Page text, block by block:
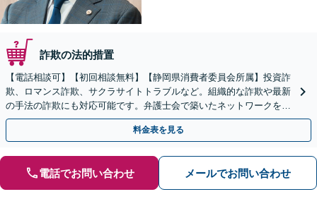
詐欺の法的措置
【電話相談可】【初回相談無料】【静岡県消費者委員会所属】投資詐
欺、ロマンス詐欺、サクラサイトトラブルなど。組織的な詐欺や最新
の手法の詐欺にも対応可能です。弁護士会で築いたネットワークを駆
使し、ノウハウを共有のもと被害額の回収に向けて尽力
料金表を見る
電話でお問い合わせ メールでお問い合わせ